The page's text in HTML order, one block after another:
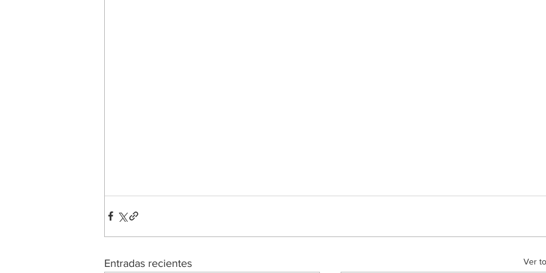
Entradas recientes Ver